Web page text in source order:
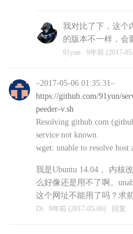
我对比了下，这个
的版本不一样，会
91yun 9年前 (2017-
–2017-05-06 01:35:31–
https://github.com/91yun/
peeder-v.sh
Resolving github.com
service not known.
wget: unable to resolve host
我是Ubuntu 14.04， 内核
么好像还是用不了啊。
这个网址不能用了吗？求
Di 9年前 (2017-05-06) 回复